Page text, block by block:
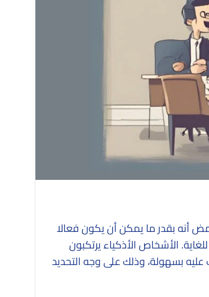
أنه بقدر ما يمكن أن يكون فعالا
الأشخاص الأذكياء يرتكبون
بسهولة، وذلك على وجه التحديد